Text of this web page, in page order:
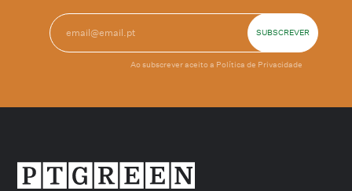
Ao subscrever aceito a Política de Privacidade